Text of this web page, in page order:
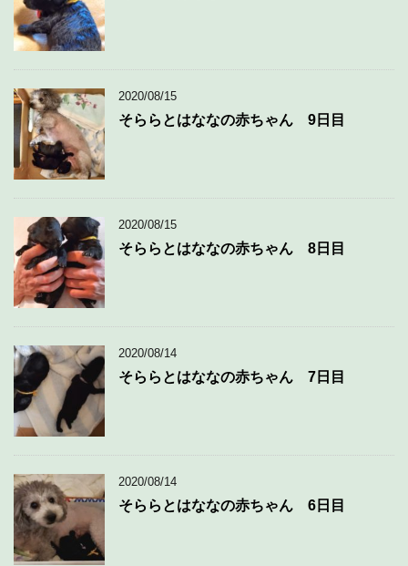
2020/08/15
そららとはななの赤ちゃん 9日目
2020/08/15
そららとはななの赤ちゃん 8日目
2020/08/14
そららとはななの赤ちゃん 7日目
2020/08/14
そららとはななの赤ちゃん 6日目